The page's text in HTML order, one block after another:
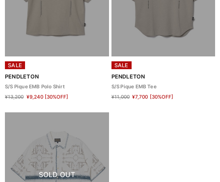
SALE
PENDLETON
S/S Pique EMB Polo Shirt
¥13,200 ¥9,240 [30%OFF]
SALE
PENDLETON
S/S Pique EMB Tee
¥11,000 ¥7,700 [30%OFF]
SOLD OUT